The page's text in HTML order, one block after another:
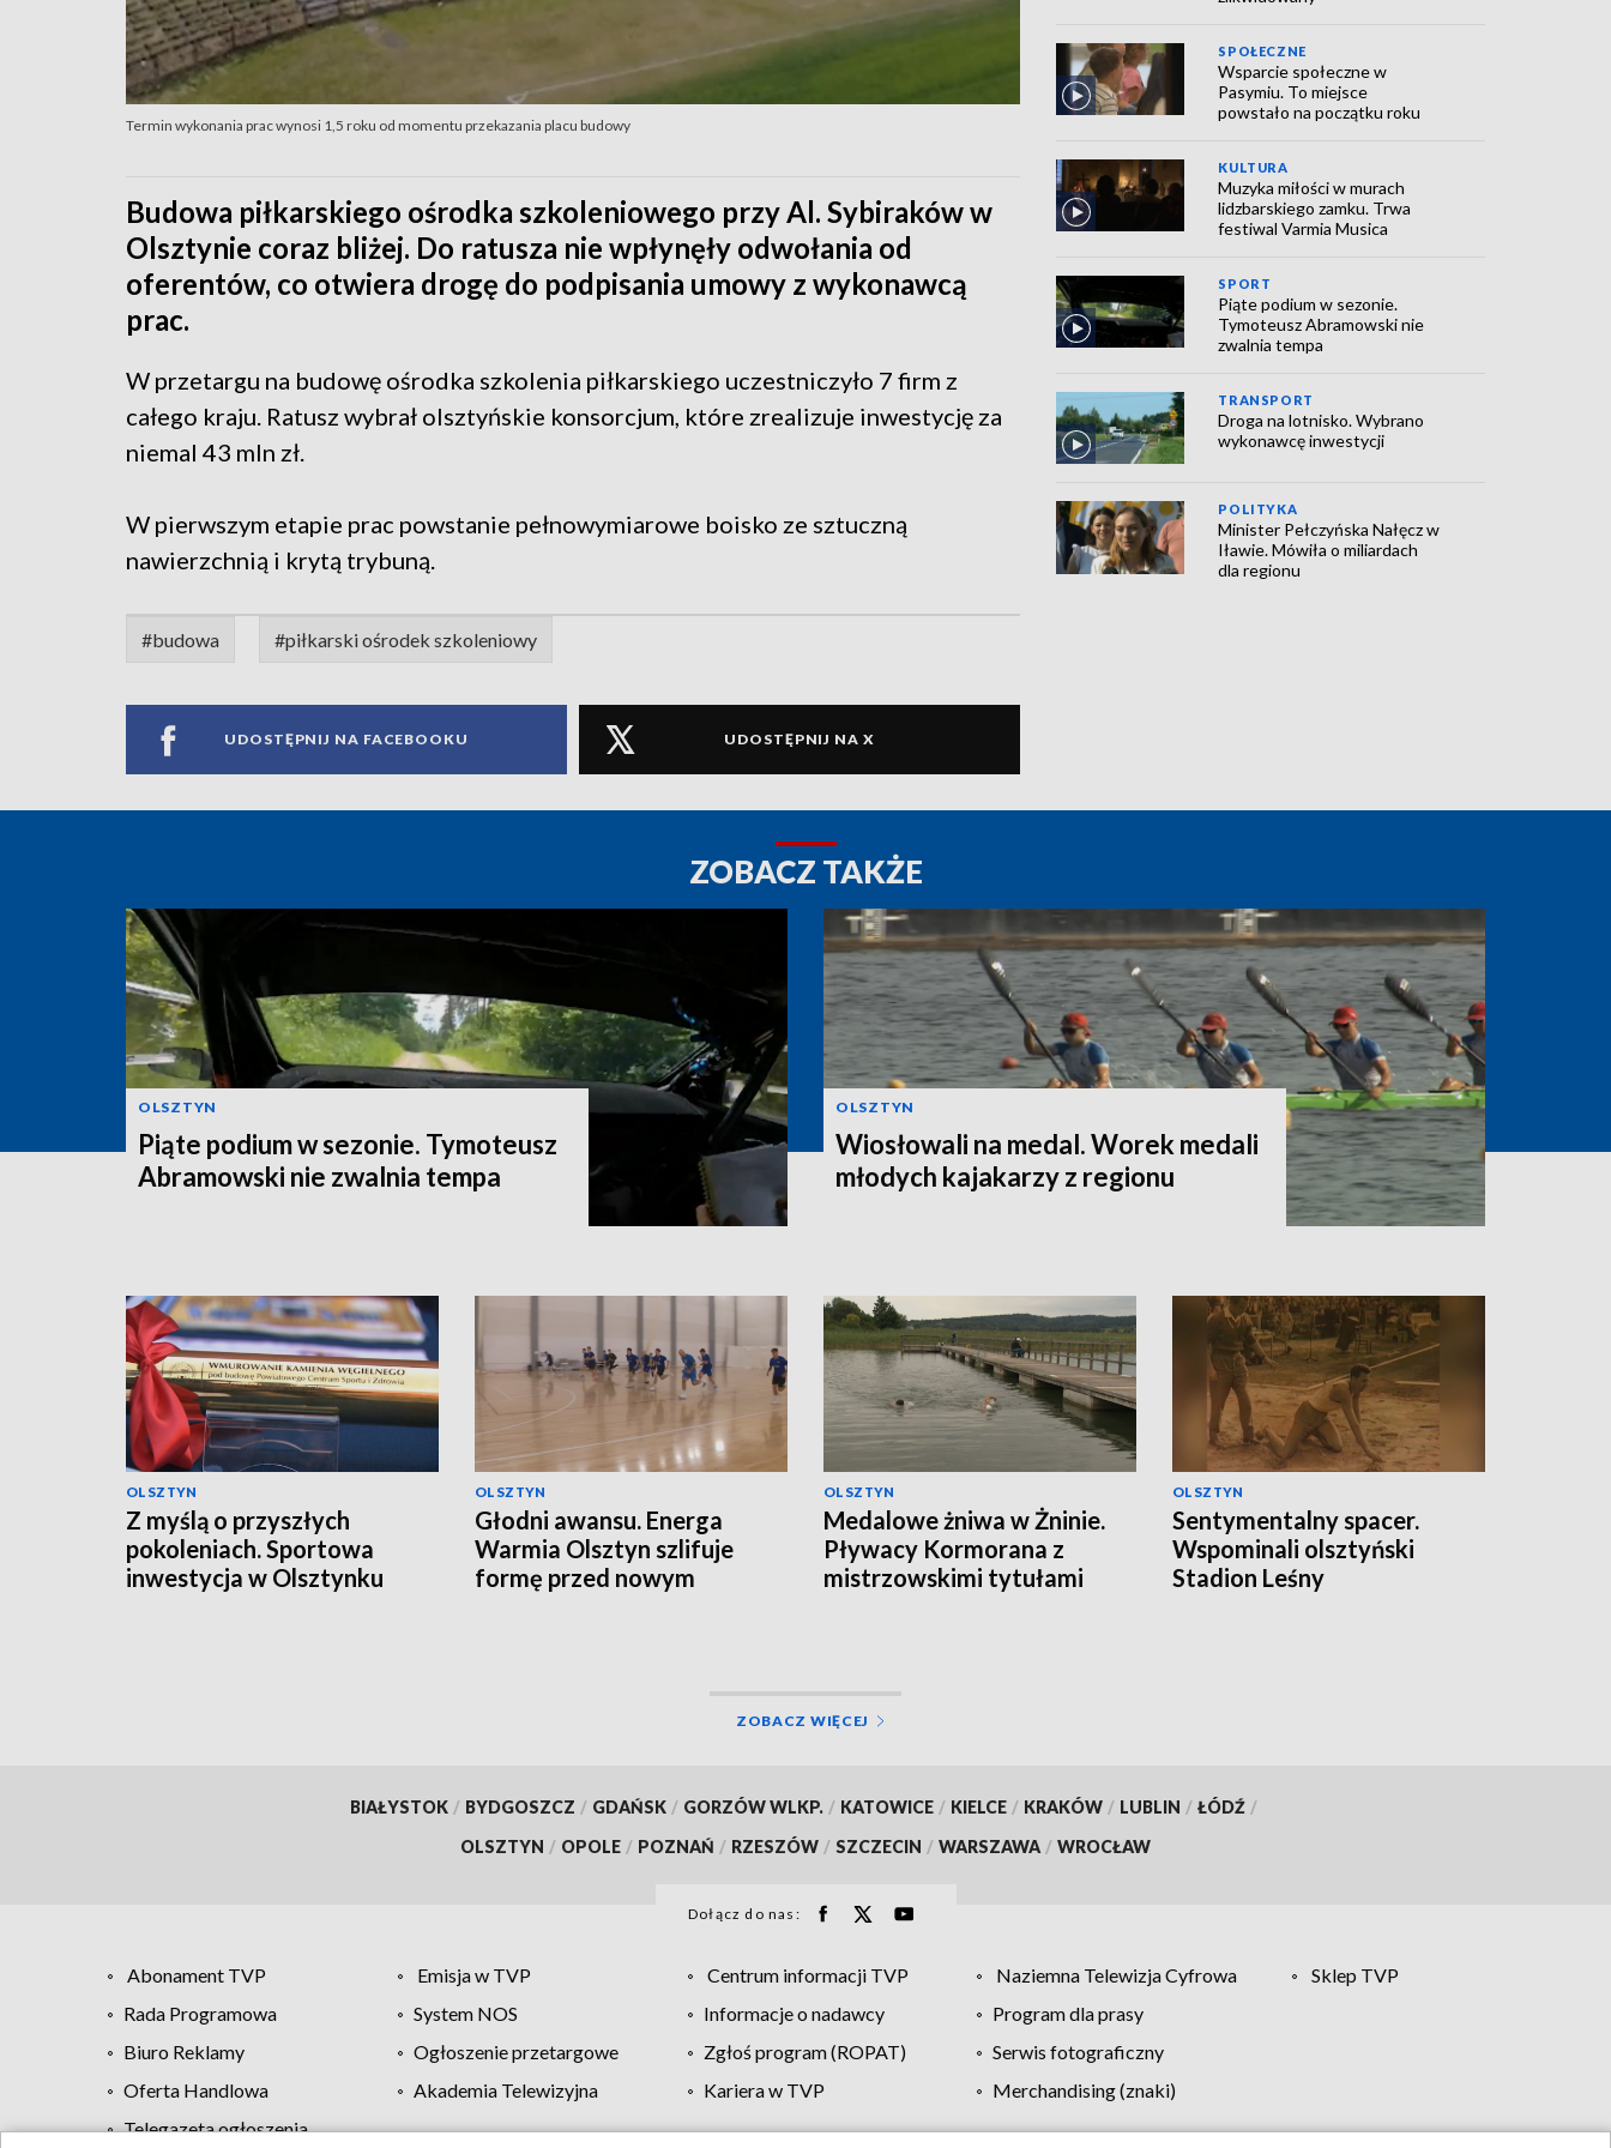
Termin wykonania prac wynosi 1,5 roku od momentu przekazania placu budowy
Budowa piłkarskiego ośrodka szkoleniowego przy Al. Sybiraków w
Olsztynie coraz bliżej. Do ratusza nie wpłynęły odwołania od
oferentów, co otwiera drogę do podpisania umowy z wykonawcą
prac.
W przetargu na budowę ośrodka szkolenia piłkarskiego uczestniczyło 7 firm z
całego kraju. Ratusz wybrał olsztyńskie konsorcjum, które zrealizuje inwestycję za
niemal 43 mln zł.
W pierwszym etapie prac powstanie pełnowymiarowe boisko ze sztuczną
nawierzchnią i krytą trybuną.
#budowa #piłkarski ośrodek szkoleniowy
UDOSTĘPNIJ NA FACEBOOKU UDOSTĘPNIJ NA X
SPOŁECZNE
Wsparcie społeczne w
Pasymiu. To miejsce
powstało na początku roku
KULTURA
Muzyka miłości w murach
lidzbarskiego zamku. Trwa
festiwal Varmia Musica
SPORT
Piąte podium w sezonie.
Tymoteusz Abramowski nie
zwalnia tempa
TRANSPORT
Droga na lotnisko. Wybrano
wykonawcę inwestycji
POLITYKA
Minister Pełczyńska Nałęcz w
Iławie. Mówiła o miliardach
dla regionu
ZOBACZ TAKŻE
OLSZTYN
Piąte podium w sezonie. Tymoteusz
Abramowski nie zwalnia tempa
OLSZTYN
Wiosłowali na medal. Worek medali
młodych kajakarzy z regionu
OLSZTYN
Z myślą o przyszłych
pokoleniach. Sportowa
inwestycja w Olsztynku
OLSZTYN
Głodni awansu. Energa
Warmia Olsztyn szlifuje
formę przed nowym
OLSZTYN
Medalowe żniwa w Żninie.
Pływacy Kormorana z
mistrzowskimi tytułami
OLSZTYN
Sentymentalny spacer.
Wspominali olsztyński
Stadion Leśny
ZOBACZ WIĘCEJ
BIAŁYSTOK / BYDGOSZCZ / GDAŃSK / GORZÓW WLKP. / KATOWICE / KIELCE / KRAKÓW / LUBLIN / ŁÓDŹ /
OLSZTYN / OPOLE / POZNAŃ / RZESZÓW / SZCZECIN / WARSZAWA / WROCŁAW
Dołącz do nas:
Abonament TVP Emisja w TVP Centrum informacji TVP Naziemna Telewizja Cyfrowa
Sklep TVP
Rada Programowa
System NOS Informacje o nadawcy
Program dla prasy
Biuro Reklamy
Ogłoszenie przetargowe Zgłoś program (ROPAT)
Serwis fotograficzny
Oferta Handlowa
Akademia Telewizyjna Kariera w TVP
Merchandising (znaki)
Telegazeta ogłoszenia